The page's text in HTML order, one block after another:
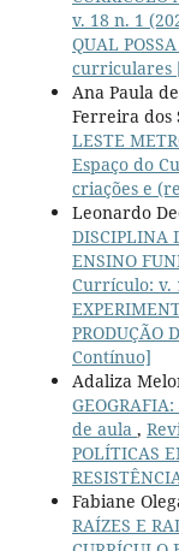
v. 18 n. 1
QUAL
curriculares
Ana Paula
Ferreira dos
LESTE
Espaço do
criações e
Leonardo
DISCIPLINA
ENSINO
Currículo: v.
PRODUÇÃO
Contínuo]
Adaliza
de aula ,
POLÍTICAS
Fabiane
RAÍZES E